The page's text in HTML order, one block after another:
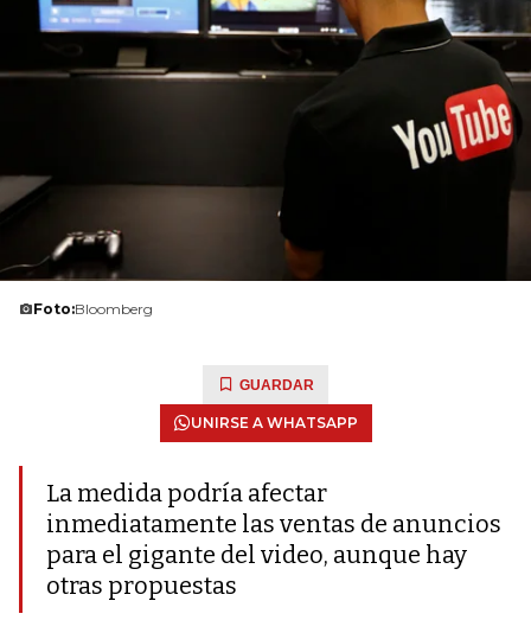
Foto:Bloomberg
GUARDAR
UNIRSE A WHATSAPP
La medida podría afectar
inmediatamente las ventas de anuncios
para el gigante del video, aunque hay
otras propuestas